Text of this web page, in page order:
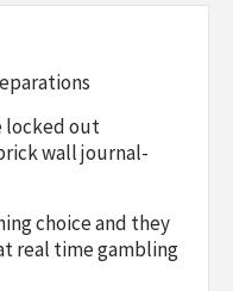
locked out
wall journal-
choice and they
real time gambling